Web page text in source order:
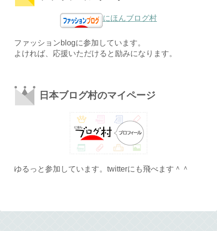
にほんブログ村
ファッションblogに参加しています。
よければ、応援いただけると励みになります。
日本ブログ村のマイページ
ゆるっと参加しています。twitterにも飛べます＾＾